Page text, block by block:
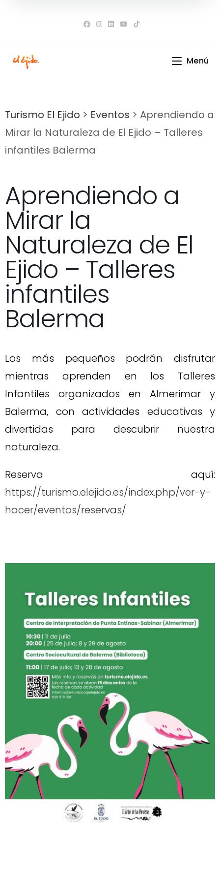
Menú
Turismo El Ejido > Eventos > Aprendiendo a
Mirar la Naturaleza de El Ejido – Talleres
infantiles Balerma
Aprendiendo a
Mirar la
Naturaleza de El
Ejido – Talleres
infantiles
Balerma
Los más pequeños podrán disfrutar
mientras aprenden en los Talleres
Infantiles organizados en Almerimar y
Balerma, con actividades educativas y
divertidas para descubrir nuestra
naturaleza.
Reserva aquí:
https://turismo.elejido.es/index.php/ver-y-
hacer/eventos/reservas/